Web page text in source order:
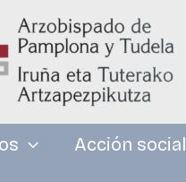
Acción social